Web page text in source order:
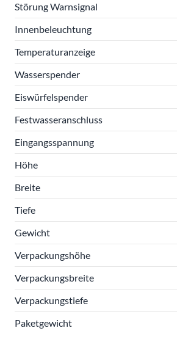
Störung Warnsignal
Innenbeleuchtung
Temperaturanzeige
Wasserspender
Eiswürfelspender
Festwasseranschluss
Eingangsspannung
Höhe
Breite
Tiefe
Gewicht
Verpackungshöhe
Verpackungsbreite
Verpackungstiefe
Paketgewicht